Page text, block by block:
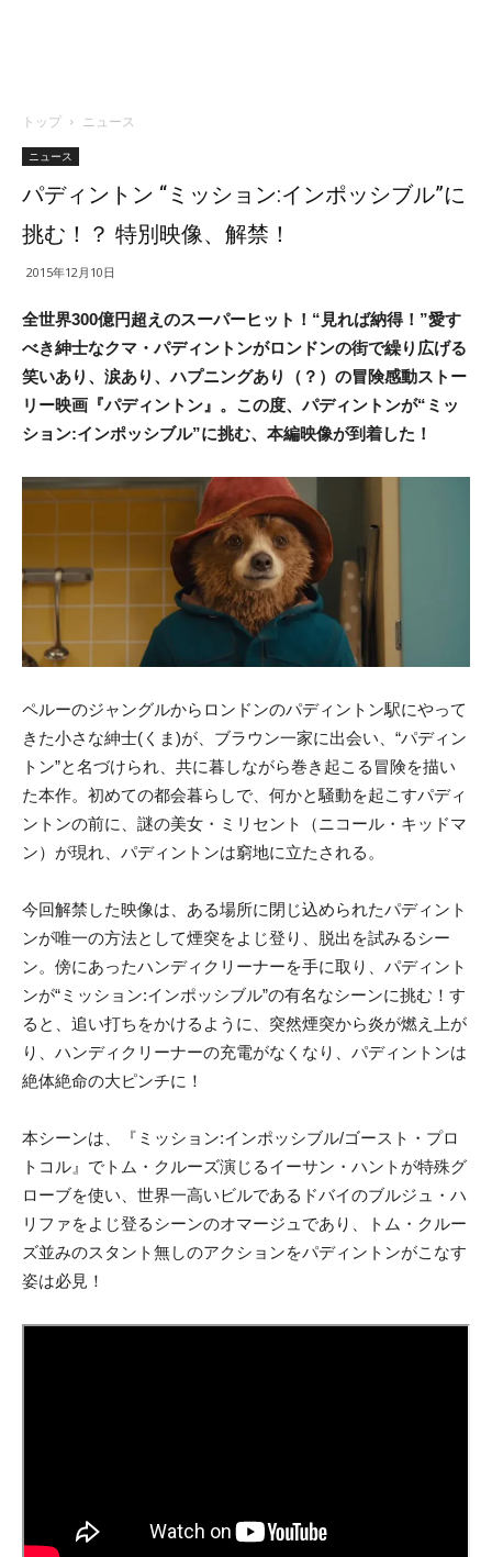
トップ ニュース
ニュース
パディントン “ミッション:インポッシブル”に
挑む！？ 特別映像、解禁！
2015年12月10日
全世界300億円超えのスーパーヒット！“見れば納得！”愛す
べき紳士なクマ・パディントンがロンドンの街で繰り広げる
笑いあり、涙あり、ハプニングあり（？）の冒険感動ストー
リー映画『パディントン』。この度、パディントンが“ミッ
ション:インポッシブル”に挑む、本編映像が到着した！
ペルーのジャングルからロンドンのパディントン駅にやって
きた小さな紳士(くま)が、ブラウン一家に出会い、“パディン
トン”と名づけられ、共に暮しながら巻き起こる冒険を描い
た本作。初めての都会暮らしで、何かと騒動を起こすパディ
ントンの前に、謎の美女・ミリセント（ニコール・キッドマ
ン）が現れ、パディントンは窮地に立たされる。
今回解禁した映像は、ある場所に閉じ込められたパディント
ンが唯一の方法として煙突をよじ登り、脱出を試みるシー
ン。傍にあったハンディクリーナーを手に取り、パディント
ンが“ミッション:インポッシブル”の有名なシーンに挑む！す
ると、追い打ちをかけるように、突然煙突から炎が燃え上が
り、ハンディクリーナーの充電がなくなり、パディントンは
絶体絶命の大ピンチに！
本シーンは、『ミッション:インポッシブル/ゴースト・プロ
トコル』でトム・クルーズ演じるイーサン・ハントが特殊グ
ローブを使い、世界一高いビルであるドバイのブルジュ・ハ
リファをよじ登るシーンのオマージュであり、トム・クルー
ズ並みのスタント無しのアクションをパディントンがこなす
姿は必見！